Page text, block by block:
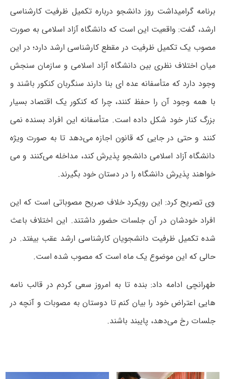
برنامه گرامیداشت روز دانشجو درباره تکمیل ظرفیت کارشناسی
ارشد، گفت: واقعیت این است که دانشگاه آزاد اسلامی به صورت
مصوب یک تکمیل ظرفیت در مقطع کارشناسی ارشد دارد؛ در این
میان اختلاف نظری بین دانشگاه آزاد اسلامی و سازمان سنجش
وجود دارد که متأسفانه عده ای بنا دارند سنگربان کنکور باشند و
با همه وجود آن را حفظ کنند، چرا که کنکور یک اقتصاد بسیار
بزرگ کنار خود شکل داده است. متأسفانه این افراد بسنده نمی
کنند و حتی در جایی که قانون اجازه می‌دهد تا به صورت ویژه
دانشگاه آزاد اسلامی دانشجو پذیرش کند، مداخله می‌کنند و می
خواهند پذیرش دانشگاه را در دستان خود بگیرند.
وی تصریح کرد: این رویکرد خلاف صریح مصوباتی است که این
افراد خودشان در آن جلسات حضور داشتند. این اختلاف باعث
شده تکمیل ظرفیت دانشجویان کارشناسی ارشد عقب بیفتد. در
حالی که این موضوع یک ماه است که مصوب شده است.
طهرانچی ادامه داد: بنده تا به امروز سعی کردم در قالب نامه
هایی اعتراض خود را بیان کنم تا دوستان به مصوبات و آنچه در
جلسات رخ می‌دهد، پایبند باشند.